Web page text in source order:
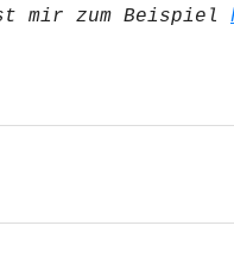
mir zum Beispiel